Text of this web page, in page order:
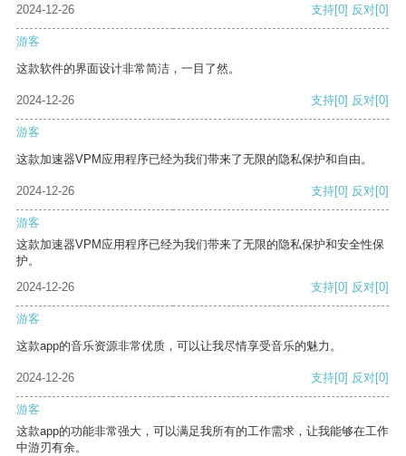
2024-12-26 支持[0] 反对[0]
游客
这款软件的界面设计非常简洁，一目了然。
2024-12-26 支持[0] 反对[0]
游客
这款加速器VPM应用程序已经为我们带来了无限的隐私保护和自由。
2024-12-26 支持[0] 反对[0]
游客
这款加速器VPM应用程序已经为我们带来了无限的隐私保护和安全性保
护。
2024-12-26
支持[0] 反对[0]
游客
这款app的音乐资源非常优质，可以让我尽情享受音乐的魅力。
2024-12-26 支持[0] 反对[0]
游客
这款app的功能非常强大，可以满足我所有的工作需求，让我能够在工作
中游刃有余。